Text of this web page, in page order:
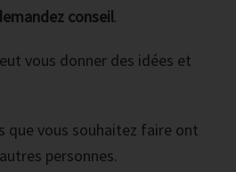
conseil.
vous donner des idées et
que vous souhaitez faire ont
personnes.